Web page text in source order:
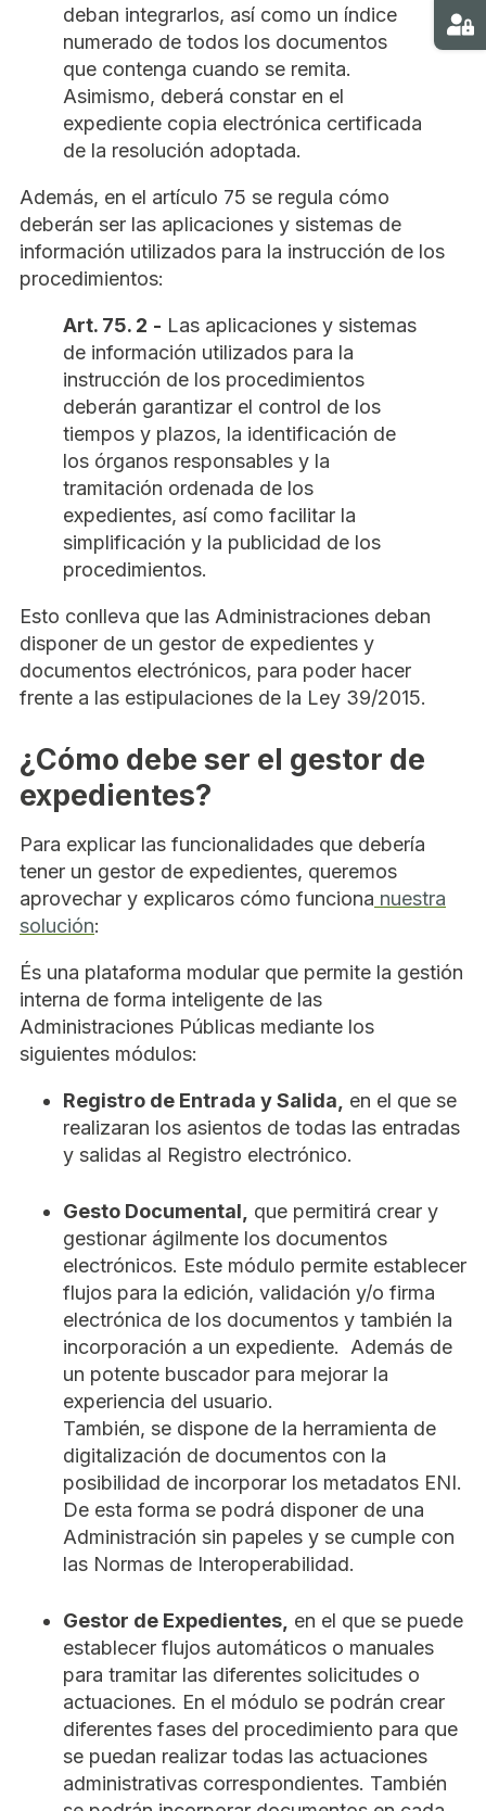
deban integrarlos, así como un índice
numerado de todos los documentos
que contenga cuando se remita.
Asimismo, deberá constar en el
expediente copia electrónica certificada
de la resolución adoptada.
Además, en el artículo 75 se regula cómo
deberán ser las aplicaciones y sistemas de
información utilizados para la instrucción de los
procedimientos:
Art. 75. 2 - Las aplicaciones y sistemas
de información utilizados para la
instrucción de los procedimientos
deberán garantizar el control de los
tiempos y plazos, la identificación de
los órganos responsables y la
tramitación ordenada de los
expedientes, así como facilitar la
simplificación y la publicidad de los
procedimientos.
Esto conlleva que las Administraciones deban
disponer de un gestor de expedientes y
documentos electrónicos, para poder hacer
frente a las estipulaciones de la Ley 39/2015.
¿Cómo debe ser el gestor de
expedientes?
Para explicar las funcionalidades que debería
tener un gestor de expedientes, queremos
aprovechar y explicaros cómo funciona nuestra
solución:
És una plataforma modular que permite la gestión
interna de forma inteligente de las
Administraciones Públicas mediante los
siguientes módulos:
Registro de Entrada y Salida,
en el que se
realizaran los asientos de todas las entradas
y salidas al Registro electrónico.
Gesto Documental,
que permitirá crear y
gestionar ágilmente los documentos
electrónicos. Este módulo permite establecer
flujos para la edición, validación y/o firma
electrónica de los documentos y también la
incorporación a un expediente. Además de
un potente buscador para mejorar la
experiencia del usuario.
También, se dispone de la herramienta de
digitalización de documentos con la
posibilidad de incorporar los metadatos ENI.
De esta forma se podrá disponer de una
Administración sin papeles y se cumple con
las Normas de Interoperabilidad.
Gestor de Expedientes, en el que se puede
establecer flujos automáticos o manuales
para tramitar las diferentes solicitudes o
actuaciones. En el módulo se podrán crear
diferentes fases del procedimiento para que
se puedan realizar todas las actuaciones
administrativas correspondientes. También